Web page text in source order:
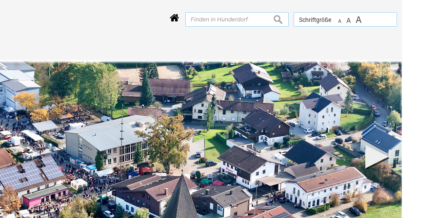
Schriftgröße A A A
suchen